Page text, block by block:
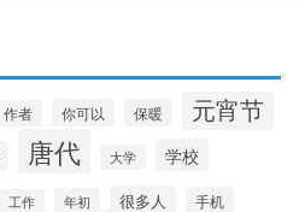
作者 你可以 保暖 元宵节
唐代 大学 学校
工作 年初 很多人 手机